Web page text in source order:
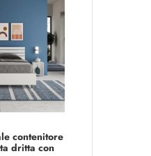
contenitore
dritta con